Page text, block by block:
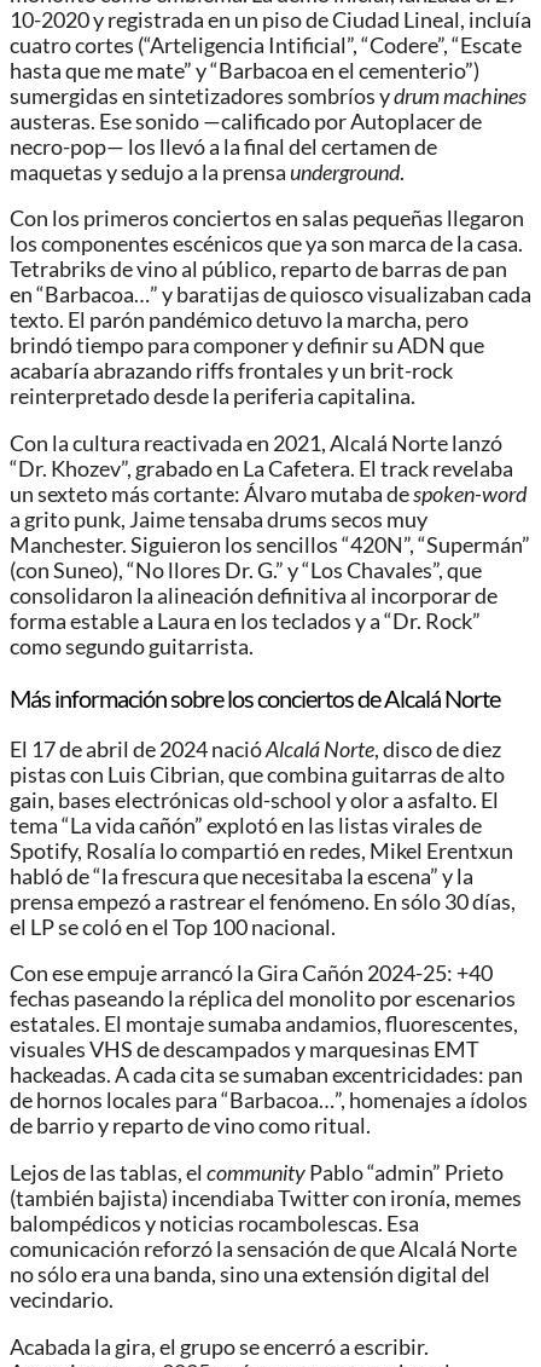
10-2020 y registrada en un piso de Ciudad Lineal, incluía
cuatro cortes (“Arteligencia Intificial”, “Codere”, “Escate
hasta que me mate” y “Barbacoa en el cementerio”)
sumergidas en sintetizadores sombríos ydrum machines
austeras. Ese sonido —calificado por Autoplacer de
necro-pop— los llevó a la final del certamen de
maquetas y sedujo a la prensaunderground.
Con los primeros conciertos en salas pequeñas llegaron
los componentes escénicos que ya son marca de la casa.
Tetrabriks de vino al público, reparto de barras de pan
en “Barbacoa…” y baratijas de quiosco visualizaban cada
texto. El parón pandémico detuvo la marcha, pero
brindó tiempo para componer y definir su ADN que
acabaría abrazando riffs frontales y un brit-rock
reinterpretado desde la periferia capitalina.
Con la cultura reactivada en 2021, Alcalá Norte lanzó
“Dr. Khozev”, grabado en La Cafetera. El track revelaba
un sexteto más cortante: Álvaro mutaba despoken-word
a grito punk, Jaime tensaba drums secos muy
Manchester. Siguieron los sencillos “420N”, “Supermán”
(con Suneo), “No llores Dr. G.” y “Los Chavales”, que
consolidaron la alineación definitiva al incorporar de
forma estable a Laura en los teclados y a “Dr. Rock”
como segundo guitarrista.
Más información sobre los conciertos de Alcalá Norte
El 17 de abril de 2024 nacióAlcalá Norte, disco de diez
pistas con Luis Cibrian, que combina guitarras de alto
gain, bases electrónicas old-school y olor a asfalto. El
tema “La vida cañón” explotó en las listas virales de
Spotify, Rosalía lo compartió en redes, Mikel Erentxun
habló de “la frescura que necesitaba la escena” y la
prensa empezó a rastrear el fenómeno. En sólo 30 días,
el LP se coló en el Top 100 nacional.
Con ese empuje arrancó la Gira Cañón 2024-25: +40
fechas paseando la réplica del monolito por escenarios
estatales. El montaje sumaba andamios, fluorescentes,
visuales VHS de descampados y marquesinas EMT
hackeadas. A cada cita se sumaban excentricidades: pan
de hornos locales para “Barbacoa…”, homenajes a ídolos
de barrio y reparto de vino como ritual.
Lejos de las tablas, el communityPablo “admin” Prieto
(también bajista) incendiaba Twitter con ironía, memes
balompédicos y noticias rocambolescas. Esa
comunicación reforzó la sensación de que Alcalá Norte
no sólo era una banda, sino una extensión digital del
vecindario.
Acabada la gira, el grupo se encerró a escribir.